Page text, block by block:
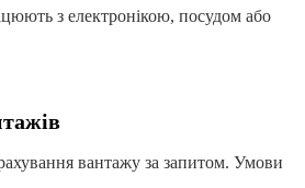
з електронікою, посудом або
вантажу за запитом. Умови